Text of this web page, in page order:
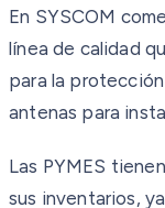
En SYSCOM
línea de calidad
para la
antenas para
Las PYMES
sus inventarios,